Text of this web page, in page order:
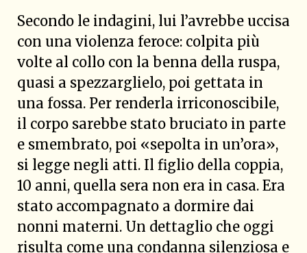
Secondo le indagini, lui l’avrebbe uccisa
con una violenza feroce: colpita più
volte al collo con la benna della ruspa,
quasi a spezzarglielo, poi gettata in
una fossa. Per renderla irriconoscibile,
il corpo sarebbe stato bruciato in parte
e smembrato, poi «sepolta in un’ora»,
si legge negli atti. Il figlio della coppia,
10 anni, quella sera non era in casa. Era
stato accompagnato a dormire dai
nonni materni. Un dettaglio che oggi
risulta come una condanna silenziosa e